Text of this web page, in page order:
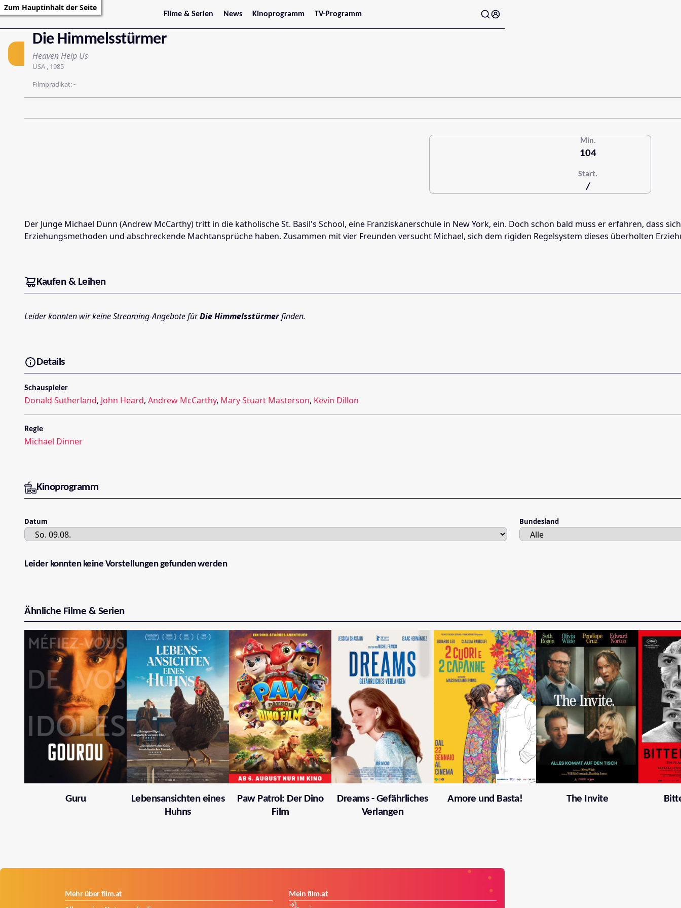
Zum Hauptinhalt der Seite
Filme & Serien
Trailer
News
Stars
Kinoprogramm
Jetzt im Kino
Kärnten
TV-Programm
Film
Die Himmelsstürmer
Heaven Help Us
USA , 1985
Filmprädikat:-
Min.
104
Start.
/
Der Junge Michael Dunn (Andrew McCarthy) tritt in die katholische St. Basil's School, eine Franziskanerschule in New York, ein. Doch schon bald muss er erfahren, dass
Erziehungsmethoden und abschreckende Machtansprüche haben. Zusammen mit vier Freunden versucht Michael, sich dem rigiden Regelsystem dieses überholten
Kaufen & Leihen
Leider konnten wir keine Streaming-Angebote fürDie Himmelsstürmerfinden.
Details
Schauspieler
Donald Sutherland, John Heard, Andrew McCarthy, Mary Stuart Masterson, Kevin Dillon
Regie
Michael Dinner
Kinoprogramm
Datum Bundesland
Leider konnten keine Vorstellungen gefunden werden
Ähnliche Filme & Serien
Guru
Lebensansichten eines
Huhns
Paw Patrol: Der Dino
Film
Dreams - Gefährliches
Verlangen
Amore und Basta! The Invite
Mehr über film.at Mein film.at